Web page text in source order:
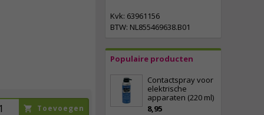
Kvk: 63961156
BTW: NL855469638.B01
Populaire producten
Contactspray voor
elektrische
apparaten (220 ml)
8,95
Toevoegen